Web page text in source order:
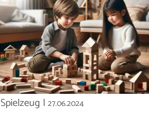
Spielzeug | 27.06.2024